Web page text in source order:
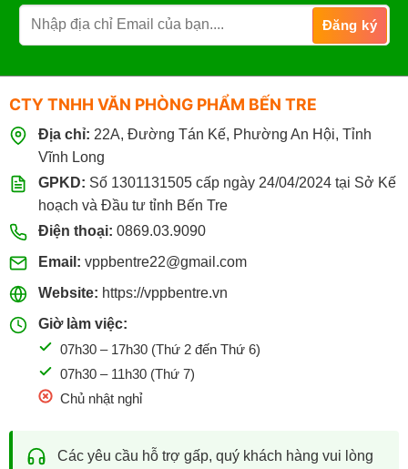
CTY TNHH VĂN PHÒNG PHẨM BẾN TRE
Địa chỉ: 22A, Đường Tán Kế, Phường An Hội, Tỉnh
Vĩnh Long
GPKD: Số 1301131505 cấp ngày 24/04/2024 tại Sở Kế
hoạch và Đầu tư tỉnh Bến Tre
Điện thoại: 0869.03.9090
Email: vppbentre22@gmail.com
Website: https://vppbentre.vn
Giờ làm việc:
07h30 – 17h30 (Thứ 2 đến Thứ 6)
07h30 – 11h30 (Thứ 7)
Chủ nhật nghỉ
Các yêu cầu hỗ trợ gấp, quý khách hàng vui lòng